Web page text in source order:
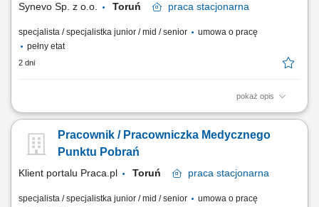
Synevo Sp. z o.o. Toruń praca stacjonarna
specjalista / specjalistka junior / mid / senior
umowa o pracę
pełny etat
2 dni
pokaż opis
Opis stanowiska: Obsługa Pacjentów w Punkcie Pobrań; Wykonywanie
Prowadzenie dokumentacji medycznej zgodnie ze standardami Punktu
Pobrań; Obsługa kasy fiskalnej i systemu komputerowego do obsługi
Pracownik / Pracowniczka Medycznego
Punktu Pobrań
Klient portalu Praca.pl Toruń praca stacjonarna
specjalista / specjalistka junior / mid / senior
umowa o pracę